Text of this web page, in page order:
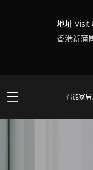
地址 Visit
香港新蒲
智能家